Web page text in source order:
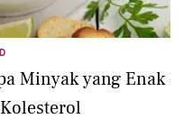
Minyak yang Enak